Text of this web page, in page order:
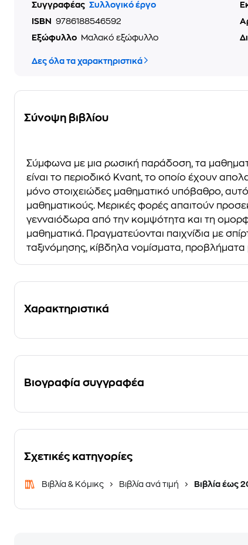
Συγγραφέας Συλλογικό έργο
ISBN
9786188546592
Εξώφυλλο
Μαλακό εξώφυλλο
Δες όλα τα χαρακτηριστικά
Σύνοψη βιβλίου
Σύμφωνα με μια ρωσική παράδοση, τα
είναι το περιοδικό Kvant, το οποίο έχουν
μόνο στοιχειώδες μαθηματικό υπόβαθρο,
μαθηματικούς. Μερικές φορές απαιτούν
γενναιόδωρα από την κομψότητα και τη
μαθηματικά. Πραγματεύονται παιχνίδια με
ταξινόμησης, κίβδηλα νομίσματα, προβλήματα
Χαρακτηριστικά
Βιογραφία συγγραφέα
Σχετικές κατηγορίες
Βιβλία & Κόμικς Βιβλία ανά τιμή Βιβλία έως